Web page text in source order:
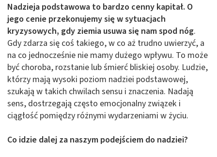
Nadzieja podstawowa to bardzo cenny kapitał. O
jego cenie przekonujemy się w sytuacjach
kryzysowych, gdy ziemia usuwa się nam spod nóg.
Gdy zdarza się coś takiego, w co aż trudno uwierzyć, a
na co jednocześnie nie mamy dużego wpływu. To może
być choroba, rozstanie lub śmierć bliskiej osoby. Ludzie,
którzy mają wysoki poziom nadziei podstawowej,
szukają w takich chwilach sensu i znaczenia. Nadają
sens, dostrzegają często emocjonalny związek i
ciągłość pomiędzy różnymi wydarzeniami w życiu.
Co idzie dalej za naszym podejściem do nadziei?